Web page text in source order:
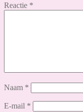
Reactie *
Naam *
E-mail *